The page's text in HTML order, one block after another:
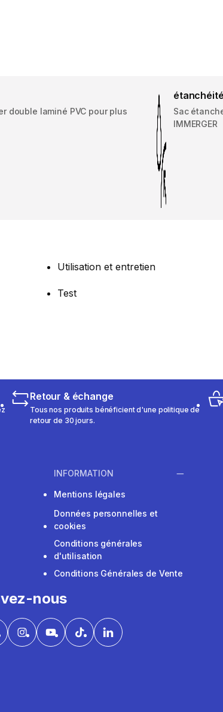
double laminé PVC pour plus
étanchéité
Sac
IMMERGER
Utilisation et entretien
Test
Retour & échange
Tous nos produits bénéficient d'une politique de
retour de 30 jours.
INFORMATION
Mentions légales
Données personnelles et
cookies
Conditions générales
d'utilisation
Conditions Générales de Vente
nous